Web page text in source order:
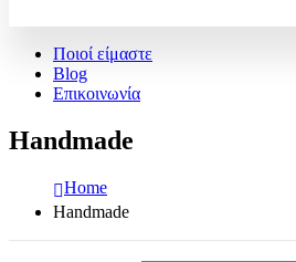
Ποιοί είμαστε
Blog
Επικοινωνία
Handmade
Home
Handmade